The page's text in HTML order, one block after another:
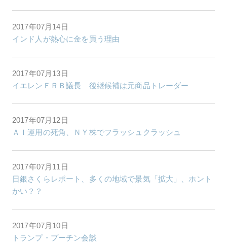
2017年07月14日
インド人が熱心に金を買う理由
2017年07月13日
イエレンＦＲＢ議長 後継候補は元商品トレーダー
2017年07月12日
ＡＩ運用の死角、ＮＹ株でフラッシュクラッシュ
2017年07月11日
日銀さくらレポート、多くの地域で景気「拡大」、ホント
かい？？
2017年07月10日
トランプ・プーチン会談